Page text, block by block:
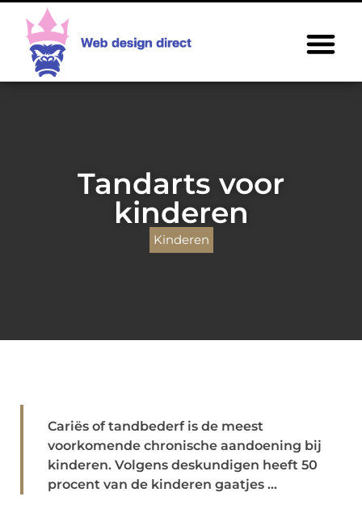
Tandarts voor
kinderen
Kinderen
Cariës of tandbederf is de meest
voorkomende chronische aandoening bij
kinderen. Volgens deskundigen heeft 50
procent van de kinderen gaatjes ...